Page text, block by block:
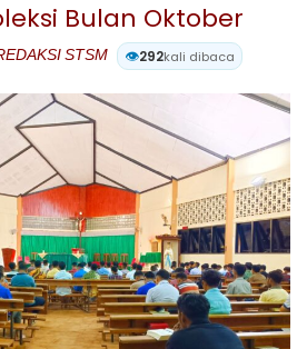
Bulan Oktober
STSM 👁️292kali dibaca